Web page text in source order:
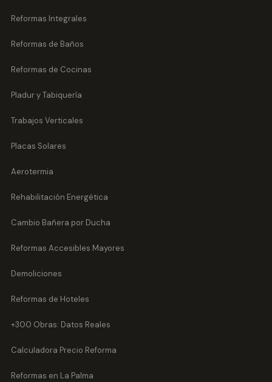
Reformas Integrales
Reformas de Baños
Reformas de Cocinas
Pladur y Tabiquería
Trabajos Verticales
Placas Solares
Aerotermia
Rehabilitación Energética
Cambio Bañera por Ducha
Reformas Accesibles Mayores
Demoliciones
Reformas de Hoteles
+300 Obras: Datos Reales
Calculadora Precio Reforma
Reformas en La Palma